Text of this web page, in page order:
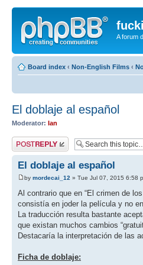
A forum
Board index ‹ Non-English Films ‹
El doblaje al español
Moderator: Ian
Post a reply
El doblaje al español
by mordecai_12 » Tue Jul 07, 2015 6:58
Al contrario que en “El crimen de
consistía en joder la película y no
La traducción resulta bastante
que existan muchos cambios
Destacaría la interpretación de las
Ficha de doblaje: